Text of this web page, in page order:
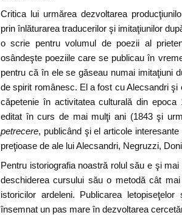
Critica lui urmărea dezvoltarea
prin înlăturarea traducerilor şi imitaţiunilor
o scrie pentru volumul de poezii al
osândeşte poeziile care se publicau în
pentru că în ele se găseau numai imitaţiuni
de spirit românesc. El a fost cu Alecsandri
căpetenie în activitatea culturală din
editat în curs de mai mulţi ani (1843 şi
petrecere, publicând şi el articole
preţioase de ale lui Alecsandri, Negruzzi,
Pentru istoriografia noastră rolul său e şi
deschiderea cursului său o metodă cât
istoricilor ardeleni. Publicarea
însemnat un pas mare în dezvoltarea